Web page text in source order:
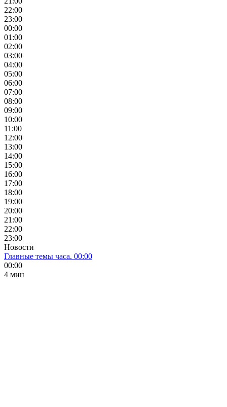
22:00
23:00
00:00
01:00
02:00
03:00
04:00
05:00
06:00
07:00
08:00
09:00
10:00
11:00
12:00
13:00
14:00
15:00
16:00
17:00
18:00
19:00
20:00
21:00
22:00
23:00
Новости
Главные темы часа. 00:00
00:00
4 мин